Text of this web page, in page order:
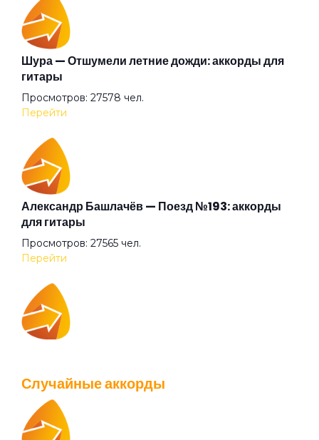
Гиперболоид
Глаза очерчены углём
Говорит и показывает
Граф "Д"
Дай себя сорвать
Два великана
Две судьбы
Деньги
Шура — Отшумели летние дожди: аккорды для
гитары
Просмотров: 27578 чел.
Перейти
Александр Башлачёв — Поезд №193: аккорды
для гитары
Просмотров: 27565 чел.
Перейти
Перейти
Случайные аккорды